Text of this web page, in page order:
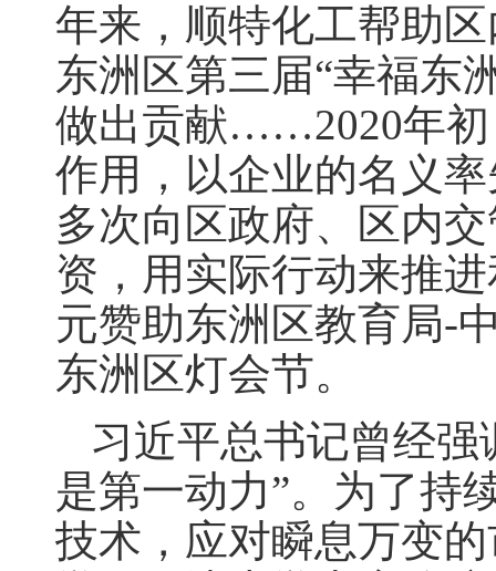
年来，顺特化工帮助
东洲区第三届“幸福东
做出贡献……2020年初
作用，以企业的名义
多次向区政府、区内
资，用实际行动来推
元赞助东洲区教育局-
东洲区灯会节。
习近平总书记曾经
是第一动力”。为了持
技术，应对瞬息万变